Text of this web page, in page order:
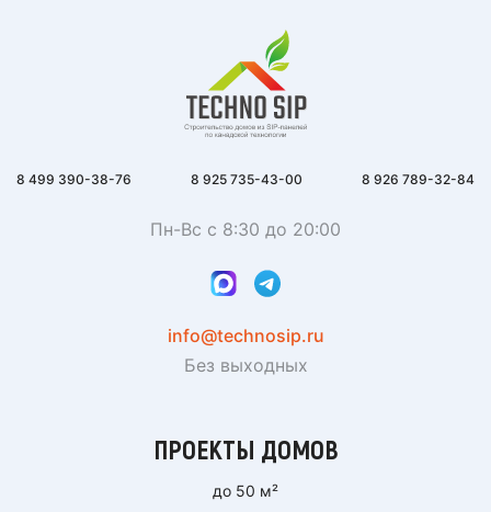
8 499 390-38-76 8 925 735-43-00 8 926 789-32-84
Пн-Вс с 8:30 до 20:00
info@technosip.ru
Без выходных
ПРОЕКТЫ ДОМОВ
до 50 м²